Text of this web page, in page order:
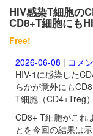
HIV感染T細胞の
CD8+T細胞にも
Free!
2026-06-08 | コメ
HIV-1に感染した
らかが意外にも
T細胞（CD4+Treg
CD8+ T細胞がこれ
とを今回の結果は示